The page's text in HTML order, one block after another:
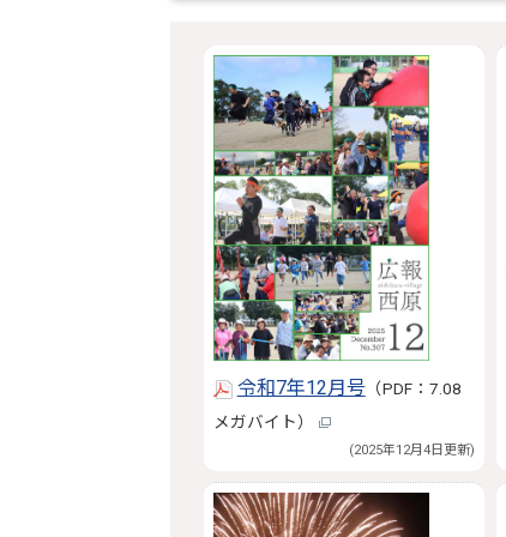
令和7年12月号（PDF：7.08
メガバイト）
(2025年12月4日更新)